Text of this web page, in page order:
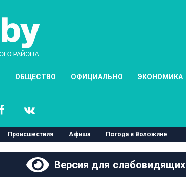
ОБЩЕСТВО ОФИЦИАЛЬНО ЭКОНОМИКА
Происшествия Афиша Погода в Воложине
Версия для слабовидящих